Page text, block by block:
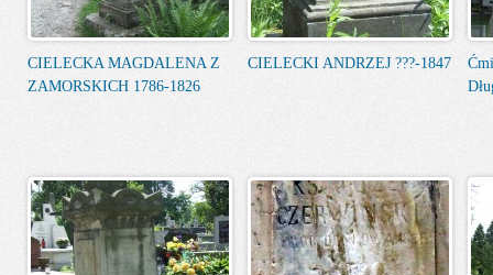
CIELECKA MAGDALENA Z
ZAMORSKICH 1786-1826
CIELECKI ANDRZEJ ???-1847